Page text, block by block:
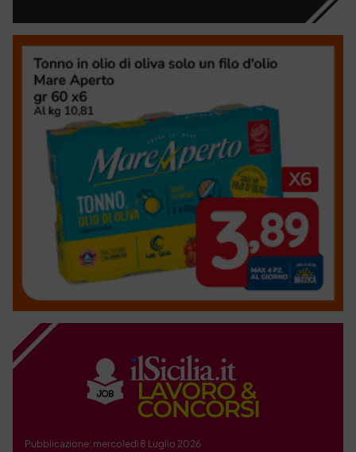
Pubblicazione: mercoledì 8 Luglio 2026